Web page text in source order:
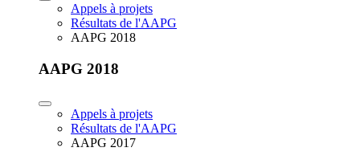
Appels à projets
Résultats de l'AAPG
AAPG 2018
AAPG 2018
Appels à projets
Résultats de l'AAPG
AAPG 2017